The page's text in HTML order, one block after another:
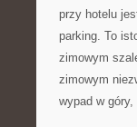
przy hotelu
parking. To
zimowym
zimowym
wypad w